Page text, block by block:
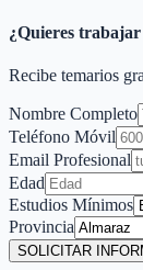
¿Quieres
Recibe temarios
Nombre Completo
Teléfono Móvil
Email Profesional
Edad
Estudios Mínimos
Provincia
SOLICITAR